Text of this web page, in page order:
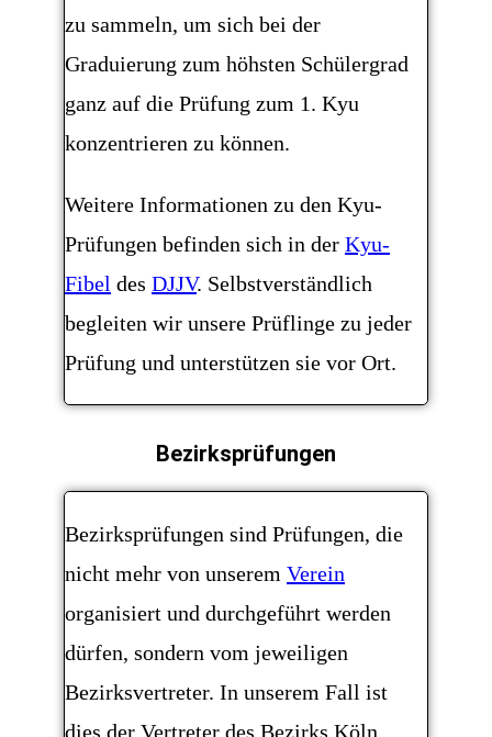
zu sammeln, um sich bei der
Graduierung zum höhsten Schülergrad
ganz auf die Prüfung zum 1. Kyu
konzentrieren zu können.
Weitere Informationen zu den Kyu-
Prüfungen befinden sich in der Kyu-
Fibel des DJJV. Selbstverständlich
begleiten wir unsere Prüflinge zu jeder
Prüfung und unterstützen sie vor Ort.
Bezirksprüfungen
Bezirksprüfungen sind Prüfungen, die
nicht mehr von unserem Verein
organisiert und durchgeführt werden
dürfen, sondern vom jeweiligen
Bezirksvertreter. In unserem Fall ist
dies der Vertreter des Bezirks Köln.